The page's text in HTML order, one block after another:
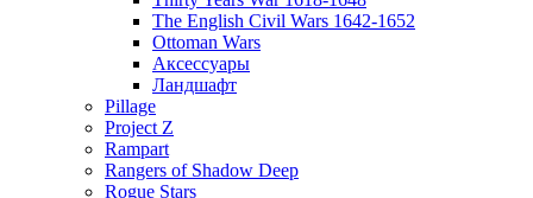
The English Civil Wars 1642-1652
Ottoman Wars
Аксессуары
Ландшафт
Pillage
Project Z
Rampart
Rangers of Shadow Deep
Rogue Stars